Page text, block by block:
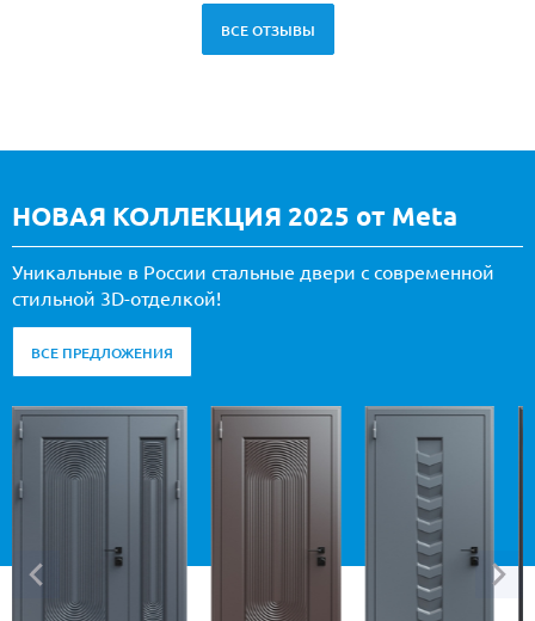
ВСЕ ОТЗЫВЫ
НОВАЯ КОЛЛЕКЦИЯ 2025 от Meta
Уникальные в России стальные двери с современной
стильной 3D-отделкой!
ВСЕ ПРЕДЛОЖЕНИЯ